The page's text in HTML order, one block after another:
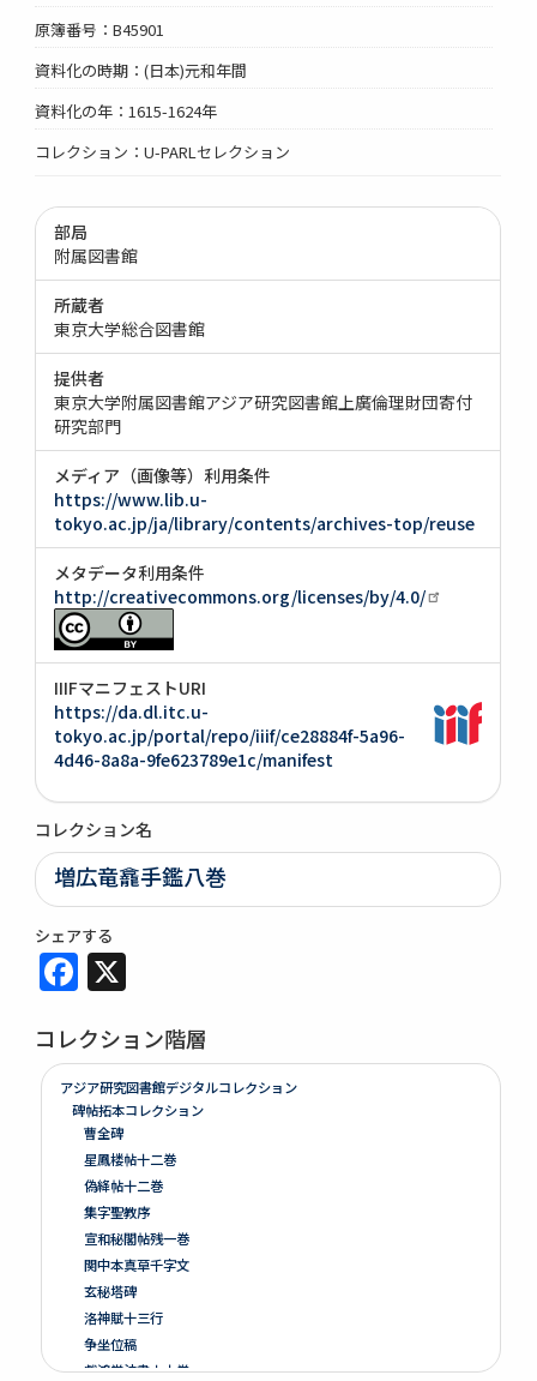
原簿番号：B45901
資料化の時期：(日本)元和年間
資料化の年：1615-1624年
コレクション：U-PARLセレクション
部局
附属図書館
所蔵者
東京大学総合図書館
提供者
東京大学附属図書館アジア研究図書館上廣倫理財団寄付
研究部門
メディア（画像等）利用条件
https://www.lib.u-
tokyo.ac.jp/ja/library/contents/archives-top/reuse
メタデータ利用条件
http://creativecommons.org/licenses/by/4.0/
IIIFマニフェストURI
https://da.dl.itc.u-
tokyo.ac.jp/portal/repo/iiif/ce28884f-5a96-
4d46-8a8a-9fe623789e1c/manifest
コレクション名
増広竜龕手鑑八巻
シェアする
Facebook
コレクション階層
アジア研究図書館デジタルコレクション
碑帖拓本コレクション
曹全碑
星鳳楼帖十二巻
偽絳帖十二巻
集字聖教序
宣和秘閣帖残一巻
関中本真草千字文
玄秘塔碑
洛神賦十三行
争坐位稿
戯鴻堂法書十六巻